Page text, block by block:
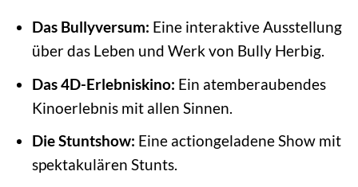
Das Bullyversum: Eine interaktive Ausstellung
über das Leben und Werk von Bully Herbig.
Das 4D-Erlebniskino: Ein atemberaubendes
Kinoerlebnis mit allen Sinnen.
Die Stuntshow: Eine actiongeladene Show mit
spektakulären Stunts.